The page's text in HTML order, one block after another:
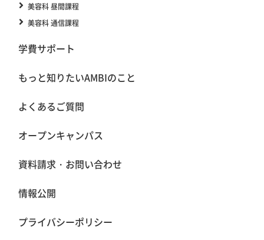
美容科 昼間課程
美容科 通信課程
学費サポート
もっと知りたいAMBIのこと
よくあるご質問
オープンキャンパス
資料請求・お問い合わせ
情報公開
プライバシーポリシー